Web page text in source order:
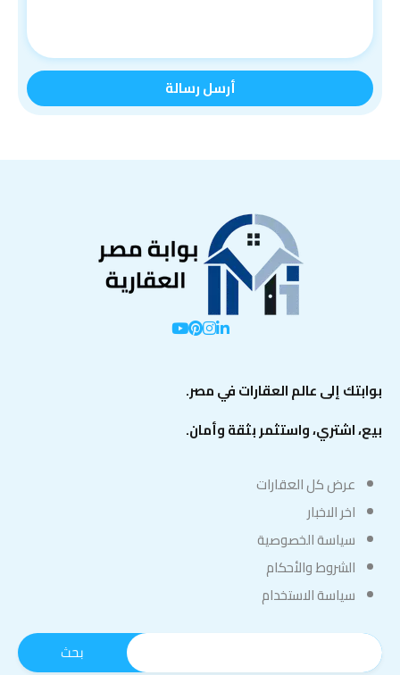
بوابتك إلى عالم العقارات في مصر.
بيع، اشتري، واستثمر بثقة وأمان.
عرض كل العقارات
اخر الاخبار
سياسة الخصوصية
الشروط والأحكام
سياسة الاستخدام